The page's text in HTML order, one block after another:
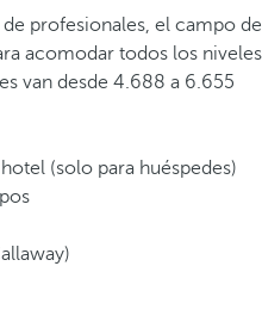
de profesionales, el campo de
acomodar todos los niveles
van desde 4.688 a 6.655
(solo para huéspedes)